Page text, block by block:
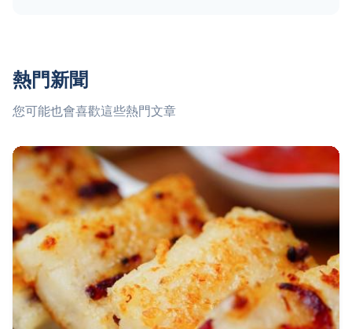
熱門新聞
您可能也會喜歡這些熱門文章